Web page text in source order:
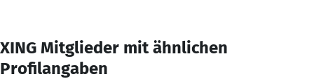
XING Mitglieder mit ähnlichen
Profilangaben